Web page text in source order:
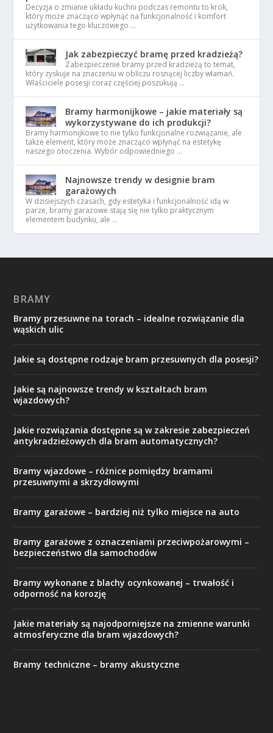
Decyzja o zmianie układu kuchni podczas remontu to krok,
który może znacząco wpłynąć na funkcjonalność i komfort
użytkowania tego kluczowego …
Jak zabezpieczyć bramę przed kradzieżą?
Zabezpieczenie bramy przed kradzieżą to temat,
który zyskuje na znaczeniu w obliczu rosnącej liczby włamań.
Właściciele posesji coraz częściej poszukują …
Bramy harmonijkowe – jakie materiały są
wykorzystywane do ich produkcji?
Bramy harmonijkowe to nie tylko funkcjonalne rozwiązanie, ale
także element, który może znacząco wpłynąć na estetykę
naszego otoczenia. Wybór odpowiedniego …
Najnowsze trendy w designie bram
garażowych
W dzisiejszych czasach, gdy estetyka i funkcjonalność idą w
parze, bramy garażowe stają się nie tylko praktycznym
elementem budynku, ale …
BRAMY
Bramy przesuwne na torach – idealne rozwiązanie dla
wąskich ulic
Jakie są dostępne rodzaje bram przesuwnych dla posesji?
Jakie są najnowsze trendy w kształtach bram
wjazdowych?
Jakie rozwiązania dostępne są w zakresie zabezpieczeń
antykradzieżowych dla bram automatycznych?
Bramy wjazdowe – różnice pomiędzy bramami
przesuwnymi a skrzydłowymi
Bramy garażowe – bardziej niż tylko miejsce na auto
Bramy garażowe z oznaczeniami przeciwpożarowymi –
bezpieczeństwo dla samochodów
Bramy wykonane z blachy ocynkowanej – trwałość i
odporność na korozję
Jakie materiały są najodporniejsze na zmienne warunki
atmosferyczne dla bram wjazdowych?
Bramy techniczne – bramy akustyczne